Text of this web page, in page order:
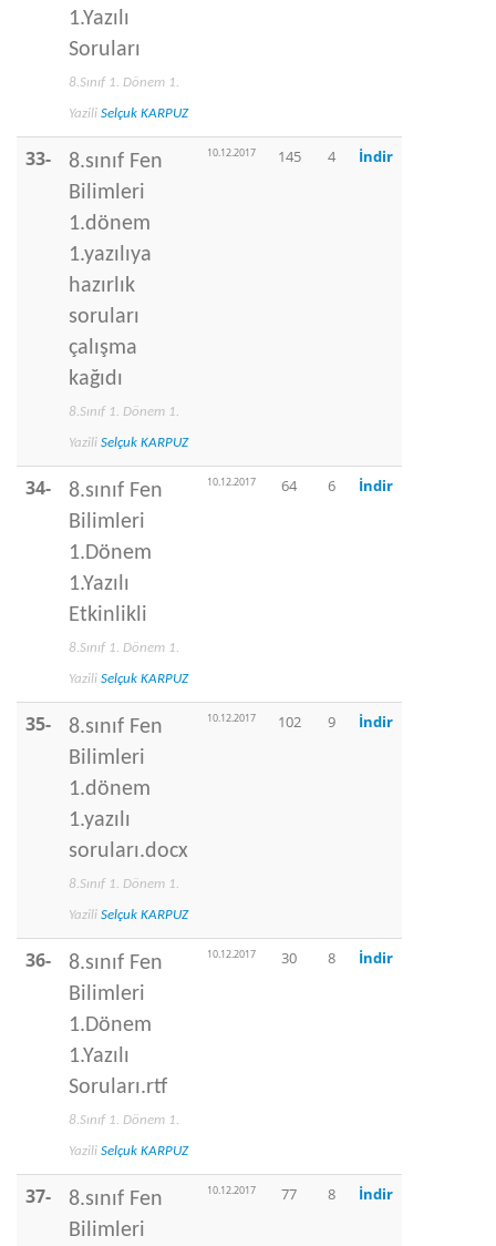
1.Yazılı
Soruları
8.Sınıf 1. Dönem 1.
Yazili Selçuk KARPUZ
33-
8.sınıf Fen
Bilimleri
1.dönem
1.yazılıya
hazırlık
soruları
çalışma
kağıdı
8.Sınıf 1. Dönem 1.
Yazili Selçuk KARPUZ
10.12.2017 145 4 İndir
34-
8.sınıf Fen
Bilimleri
1.Dönem
1.Yazılı
Etkinlikli
8.Sınıf 1. Dönem 1.
Yazili Selçuk KARPUZ
10.12.2017 64 6 İndir
35-
8.sınıf Fen
Bilimleri
1.dönem
1.yazılı
soruları.docx
8.Sınıf 1. Dönem 1.
Yazili Selçuk KARPUZ
10.12.2017 102 9 İndir
36-
8.sınıf Fen
Bilimleri
1.Dönem
1.Yazılı
Soruları.rtf
8.Sınıf 1. Dönem 1.
Yazili Selçuk KARPUZ
10.12.2017 30 8 İndir
37-
8.sınıf Fen
Bilimleri
10.12.2017 77 8 İndir